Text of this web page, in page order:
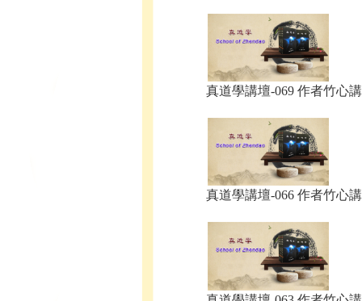
真道學講壇-069 作者竹心
真道學講壇-066 作者竹心